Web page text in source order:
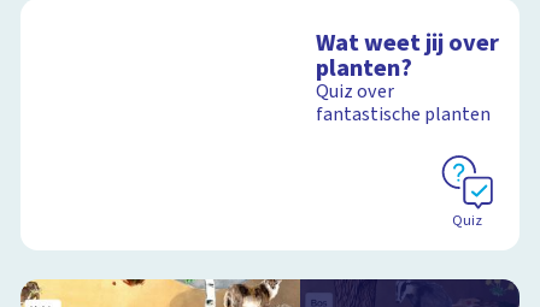
Wat weet jij over
planten?
Quiz over
fantastische planten
Quiz